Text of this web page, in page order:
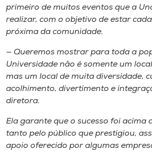
primeiro de muitos eventos que a
realizar, com o objetivo de estar
próxima da comunidade.
— Queremos mostrar para toda a
Universidade não é somente um
mas um local de muita diversidade,
acolhimento, divertimento e
diretora.
Ela garante que o sucesso foi acima
tanto pelo público que prestigiou,
apoio oferecido por algumas